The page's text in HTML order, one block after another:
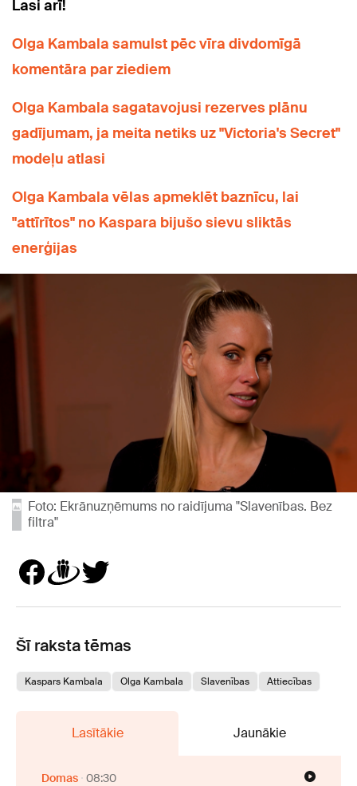
Lasi arī!
Olga Kambala samulst pēc vīra divdomīgā
komentāra par ziediem
Olga Kambala sagatavojusi rezerves plānu
gadījumam, ja meita netiks uz "Victoria's Secret"
modeļu atlasi
Olga Kambala vēlas apmeklēt baznīcu, lai
"attīrītos" no Kaspara bijušo sievu sliktās
enerģijas
Foto: Ekrānuzņēmums no raidījuma "Slavenības. Bez
filtra"
Šī raksta tēmas
Kaspars Kambala Olga Kambala Slavenības Attiecības
Lasītākie Jaunākie
Domas 08:30